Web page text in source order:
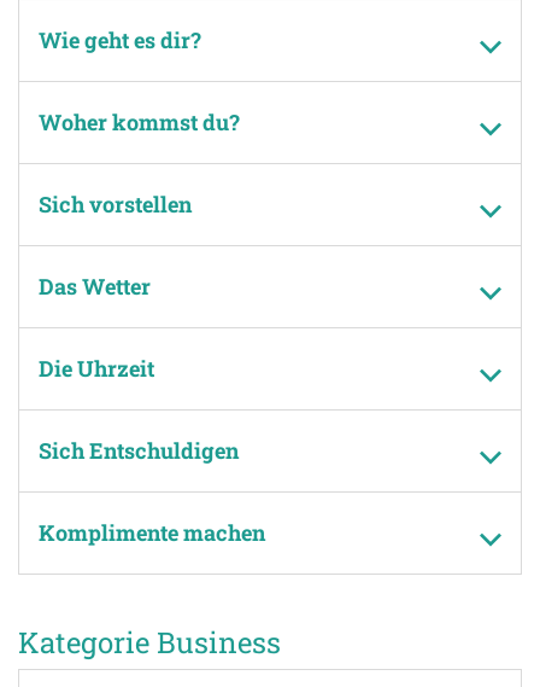
Wie geht es dir?
Woher kommst du?
Sich vorstellen
Das Wetter
Die Uhrzeit
Sich Entschuldigen
Komplimente machen
Kategorie Business